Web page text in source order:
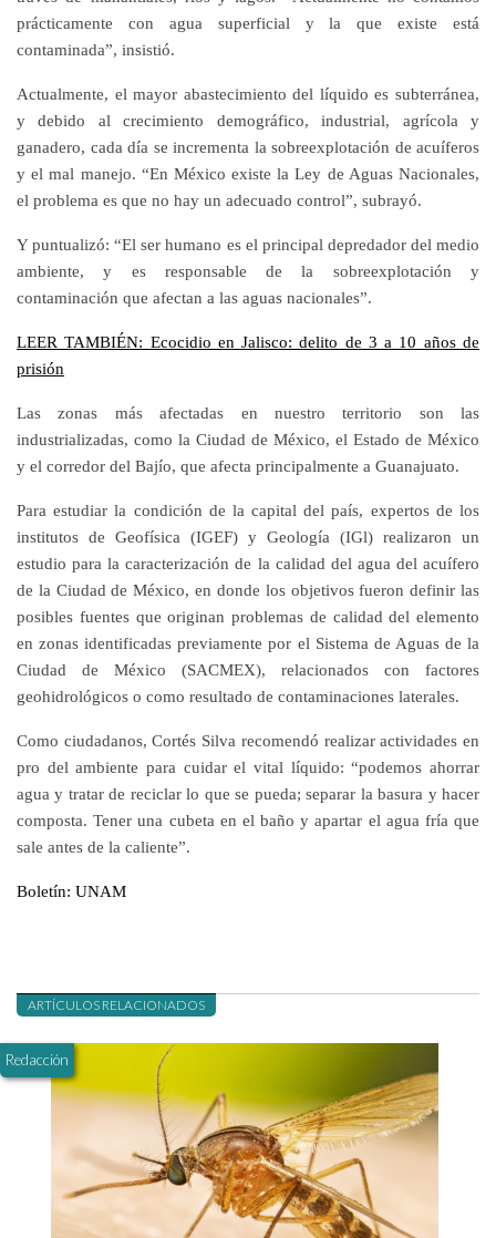
prácticamente con agua superficial y la que existe está
contaminada”, insistió.
Actualmente, el mayor abastecimiento del líquido es subterránea,
y debido al crecimiento demográfico, industrial, agrícola y
ganadero, cada día se incrementa la sobreexplotación de acuíferos
y el mal manejo. “En México existe la Ley de Aguas Nacionales,
el problema es que no hay un adecuado control”, subrayó.
Y puntualizó: “El ser humano es el principal depredador del medio
ambiente, y es responsable de la sobreexplotación y
contaminación que afectan a las aguas nacionales”.
LEER TAMBIÉN: Ecocidio en Jalisco: delito de 3 a 10 años de
prisión
Las zonas más afectadas en nuestro territorio son las
industrializadas, como la Ciudad de México, el Estado de México
y el corredor del Bajío, que afecta principalmente a Guanajuato.
Para estudiar la condición de la capital del país, expertos de los
institutos de Geofísica (IGEF) y Geología (IGl) realizaron un
estudio para la caracterización de la calidad del agua del acuífero
de la Ciudad de México, en donde los objetivos fueron definir las
posibles fuentes que originan problemas de calidad del elemento
en zonas identificadas previamente por el Sistema de Aguas de la
Ciudad de México (SACMEX), relacionados con factores
geohidrológicos o como resultado de contaminaciones laterales.
Como ciudadanos, Cortés Silva recomendó realizar actividades en
pro del ambiente para cuidar el vital líquido: “podemos ahorrar
agua y tratar de reciclar lo que se pueda; separar la basura y hacer
composta. Tener una cubeta en el baño y apartar el agua fría que
sale antes de la caliente”.
Boletín: UNAM
ARTÍCULOS RELACIONADOS
Redacción